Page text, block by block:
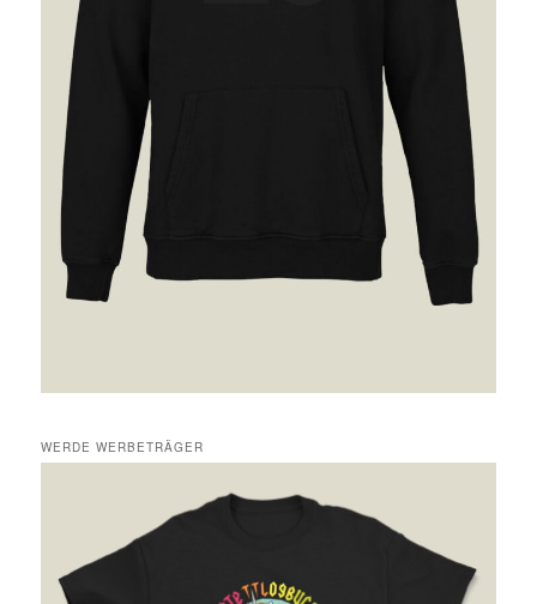
WERDE WERBETRÄGER